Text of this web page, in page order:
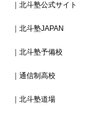
｜北斗塾公式サイト
｜北斗塾JAPAN
｜北斗塾予備校
｜通信制高校
｜北斗塾道場